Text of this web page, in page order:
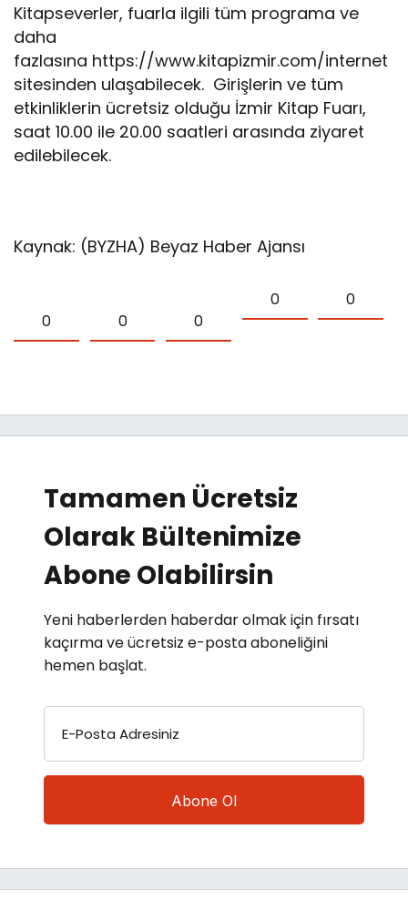
Kitapseverler, fuarla ilgili tüm programa ve
daha
fazlasına https://www.kitapizmir.com/internet
sitesinden ulaşabilecek. Girişlerin ve tüm
etkinliklerin ücretsiz olduğu İzmir Kitap Fuarı,
saat 10.00 ile 20.00 saatleri arasında ziyaret
edilebilecek.
Kaynak: (BYZHA) Beyaz Haber Ajansı
0 0 0
0 0
Tamamen Ücretsiz
Olarak Bültenimize
Abone Olabilirsin
Yeni haberlerden haberdar olmak için fırsatı
kaçırma ve ücretsiz e-posta aboneliğini
hemen başlat.
E-Posta Adresiniz